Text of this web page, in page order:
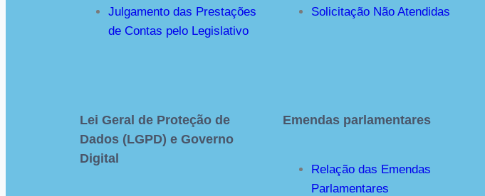
Julgamento das Prestações
de Contas pelo Legislativo
Solicitação Não Atendidas
Lei Geral de Proteção de
Dados (LGPD) e Governo
Digital
Emendas parlamentares
Relação das Emendas
Parlamentares